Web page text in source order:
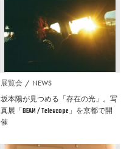
展覧会 NEWS
坂本陽が見つめる「存在の光」。写
真展「BEAM / Telescope」を京都で開
催